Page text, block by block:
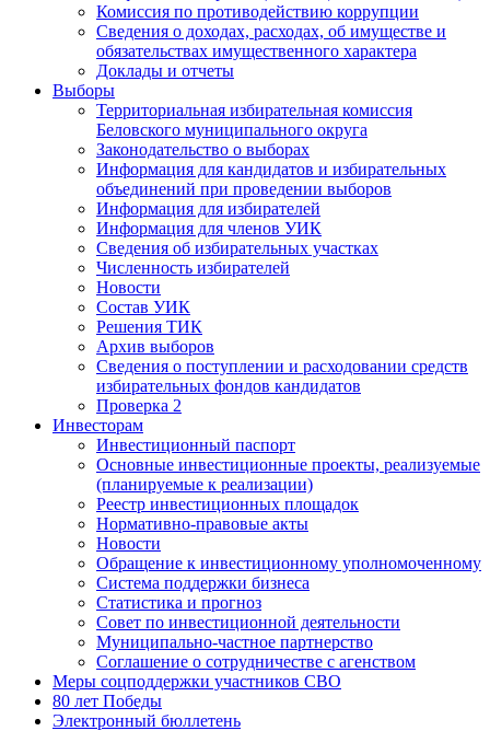
Комиссия по противодействию коррупции
Сведения о доходах, расходах, об имуществе и
обязательствах имущественного характера
Доклады и отчеты
Выборы
Территориальная избирательная комиссия
Беловского муниципального округа
Законодательство о выборах
Информация для кандидатов и избирательных
объединений при проведении выборов
Информация для избирателей
Информация для членов УИК
Сведения об избирательных участках
Численность избирателей
Новости
Состав УИК
Решения ТИК
Архив выборов
Сведения о поступлении и расходовании средств
избирательных фондов кандидатов
Проверка 2
Инвесторам
Инвестиционный паспорт
Основные инвестиционные проекты, реализуемые
(планируемые к реализации)
Реестр инвестиционных площадок
Нормативно-правовые акты
Новости
Обращение к инвестиционному уполномоченному
Система поддержки бизнеса
Статистика и прогноз
Совет по инвестиционной деятельности
Муниципально-частное партнерство
Соглашение о сотрудничестве с агенством
Меры соцподдержки участников СВО
80 лет Победы
Электронный бюллетень